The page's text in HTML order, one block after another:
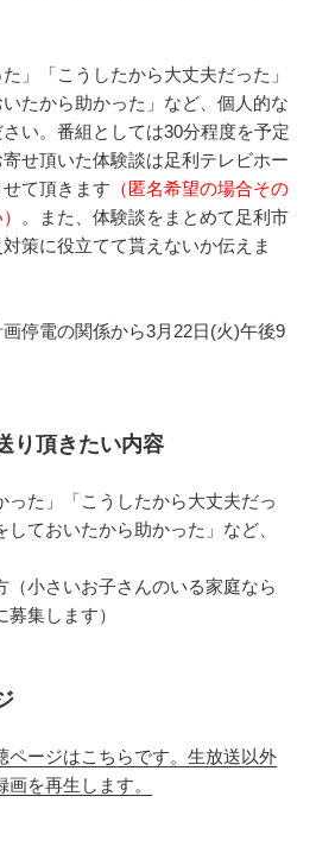
た」「こうしたから大丈夫だった」
いたから助かった」など、個人的な
い。番組としては30分程度を予定
せ頂いた体験談は足利テレビホー
て頂きます （匿名希望の場合その
。また、体験談をまとめて足利市
策に役立てて貰えないか伝えま
停電の関係から3月22日(火)午後9
り頂きたい内容
った」「こうしたから大丈夫だっ
しておいたから助かった」など、
（小さいお子さんのいる家庭なら
集します）
ページはこちらです。生放送以外
を再生します。